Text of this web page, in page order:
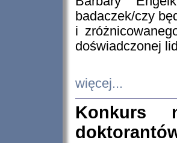
badaczek/czy
i
doświadczonej
więcej...
Konkurs